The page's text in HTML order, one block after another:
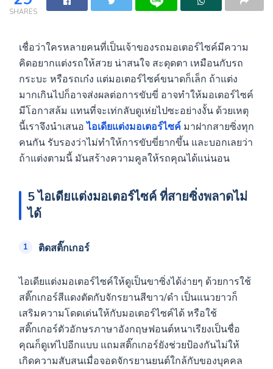
SHARES
เชื่อว่าใครหลายคนที่เป็นเจ้าของรถมอเตอร์ไซค์มีความ
คิดอยากแต่งรถให้สวย น่าสนใจ สะดุดตา เหมือนกับรถ
กระบะ หรือรถเก๋ง แต่มอเตอร์ไซค์ขนาดก็เล็ก ถ้าแต่ง
มากเกินไปก็อาจส่งผลต่อการขับขี่ อาจทำให้มอเตอร์ไซค์
มีโอกาสล้ม แทนที่จะเท่กลับดูเห่ยไปซะอย่างงั้น ด้วยเหตุ
นี้เราจึงนำเสนอไอเดียแต่งมอเตอร์ไซค์ มาฝากสายซิ่งทุก
คนกัน รับรองว่าไม่ทำให้การขับขี่ยากขึ้น และบอกเลยว่า
ถ้าแต่งตามนี้ มันสร้างความคูลให้รถคุณได้แน่นอน
5ไอเดียแต่งมอเตอร์ไซค์ที่สายซิ่งพลาดไม่
ได้
ติดสติ๊กเกอร์
ไอเดียแต่งมอเตอร์ไซค์ให้ดูเป็นขาซิ่งได้ง่ายๆ ด้วยการใช้
สติ๊กเกอร์สีแดงตัดกับจักรยานสีขาว/ดำ เป็นแนวยาวก็
เสริมความโดดเด่นให้กับมอเตอร์ไซค์ได้ หรือใช้
สติ๊กเกอร์ตัวอักษรภาษาอังกฤษฟอนต์หนาเรียงเป็นชื่อ
คุณก็ดูเท่ไปอีกแบบ แถมสติ๊กเกอร์ยังช่วยป้องกันไม่ให้
เกิดความสับสนเมื่อจอดจักรยานยนต์ใกล้กับของบุคคล